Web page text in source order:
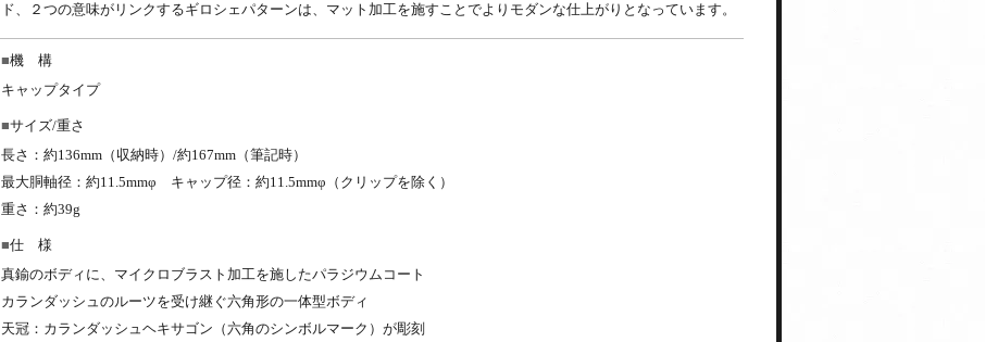
ド、２つの意味がリンクするギロシェパターンは、マット加工を施すことでよりモダンな仕上がりとなっています。
機 構
キャップタイプ
サイズ/重さ
長さ：約136mm（収納時）/約167mm（筆記時）
最大胴軸径：約11.5mmφ キャップ径：約11.5mmφ（クリップを除く）
重さ：約39g
仕 様
真鍮のボディに、マイクロブラスト加工を施したパラジウムコート
カランダッシュのルーツを受け継ぐ六角形の一体型ボディ
天冠：カランダッシュヘキサゴン（六角のシンボルマーク）が彫刻